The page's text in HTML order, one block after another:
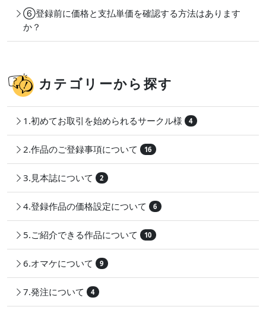
⑥登録前に価格と支払単価を確認する方法はあります
か？
カテゴリーから探す
1.初めてお取引を始められるサークル様 4
2.作品のご登録事項について 16
3.見本誌について 2
4.登録作品の価格設定について 6
5.ご紹介できる作品について 10
6.オマケについて 9
7.発注について 4